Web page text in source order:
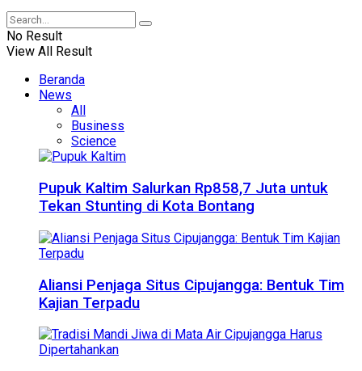
No Result
View All Result
Beranda
News
All
Business
Science
Pupuk Kaltim Salurkan Rp858,7 Juta untuk
Tekan Stunting di Kota Bontang
Aliansi Penjaga Situs Cipujangga: Bentuk Tim
Kajian Terpadu